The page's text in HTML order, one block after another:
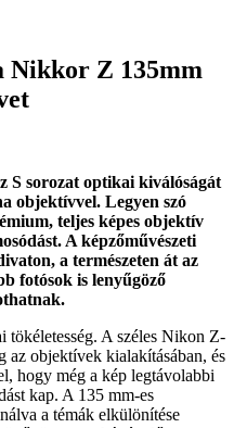
Nikkor Z 135mm
S sorozat optikai kiválóságát
objektívvel. Legyen szó
teljes képes objektív
A képzőművészeti
a természeten át az
fotósok is lenyűgöző
tökéletesség. A széles Nikon Z-
az objektívek kialakításában, és
hogy még a kép legtávolabbi
kap. A 135 mm-es
a témák elkülönítése